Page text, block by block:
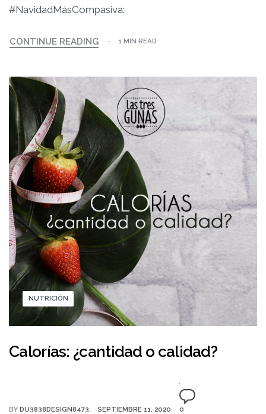
#NavidadMásCompasiva:
CONTINUE READING 1 MIN READ
NUTRICIÓN
Calorías: ¿cantidad o calidad?
BY DU3838DESIGN8473 SEPTIEMBRE 11, 2020 0